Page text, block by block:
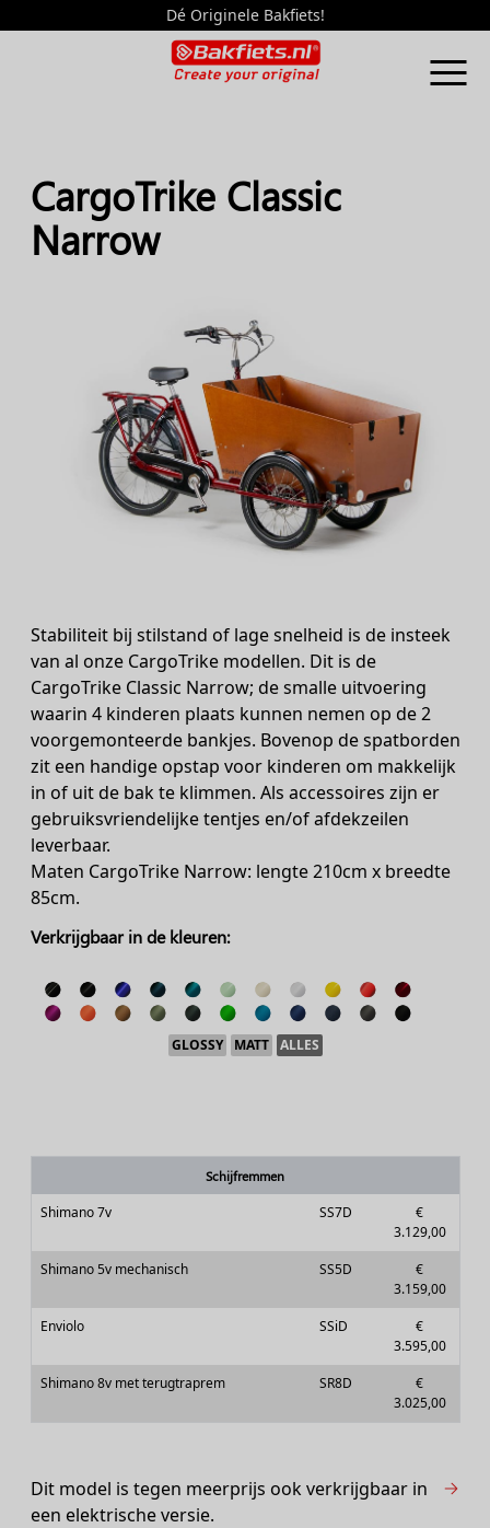
Dé Originele Bakfiets!
CargoTrike Classic
Narrow
Stabiliteit bij stilstand of lage snelheid is de insteek
van al onze CargoTrike modellen. Dit is de
CargoTrike Classic Narrow; de smalle uitvoering
waarin 4 kinderen plaats kunnen nemen op de 2
voorgemonteerde bankjes. Bovenop de spatborden
zit een handige opstap voor kinderen om makkelijk
in of uit de bak te klimmen. Als accessoires zijn er
gebruiksvriendelijke tentjes en/of afdekzeilen
leverbaar.
Maten CargoTrike Narrow: lengte 210cm x breedte
85cm.
Verkrijgbaar in de kleuren:
GLOSSY MATT ALLES
Schijfremmen
Shimano 7v SS7D
€
3.129,00
Shimano 5v mechanisch
SS5D
€
3.159,00
Enviolo
SSiD
€
3.595,00
Shimano 8v met terugtraprem
SR8D
€
3.025,00
Dit model is tegen meerprijs ook verkrijgbaar in
een elektrische versie.